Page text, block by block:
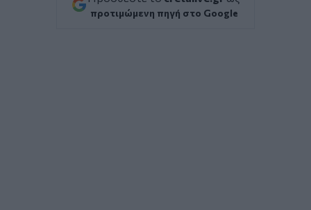
προτιμώμενη πηγή στο Google